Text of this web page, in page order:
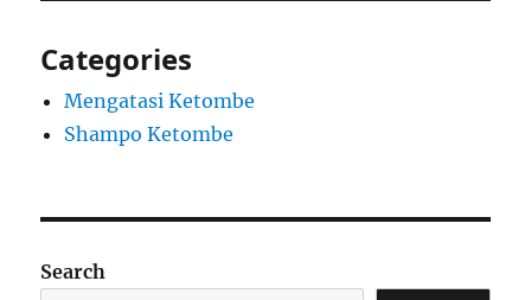
Categories
Mengatasi Ketombe
Shampo Ketombe
Search